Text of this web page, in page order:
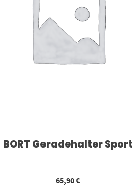
BORT Geradehalter Sport
65,90€